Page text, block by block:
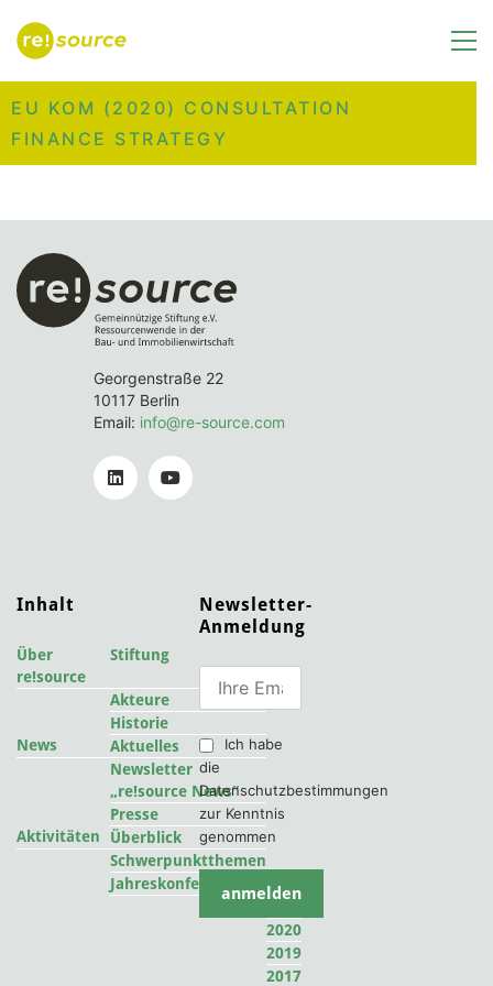
EU KOM (2020) CONSULTATION
FINANCE STRATEGY
Georgenstraße 22
10117 Berlin
Email: info@re-source.com
Inhalt
Über
re!source
Stiftung
Akteure
Historie
News
Aktuelles
Newsletter
„re!source News“
Presse
Aktivitäten
Überblick
Schwerpunktthemen
Jahreskonferenzen
2022
2020
2019
2017
Newsletter-
Anmeldung
Ich habe
die
Datenschutzbestimmungen
zur Kenntnis
genommen